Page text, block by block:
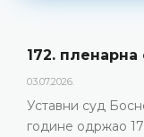
172. пленарна
03.07.2026.
Уставни суд
године одржао